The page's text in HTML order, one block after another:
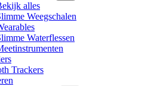
alles
Weegschalen
Waterflessen
Trackers